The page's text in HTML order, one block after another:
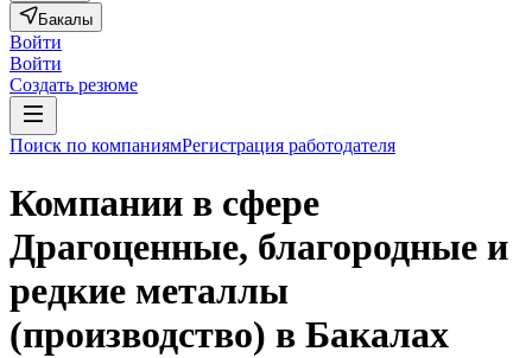
Бакалы
Войти
Войти
Создать резюме
Поиск по компаниямРегистрация работодателя
Компании в сфере
Драгоценные, благородные и
редкие металлы
(производство) в Бакалах